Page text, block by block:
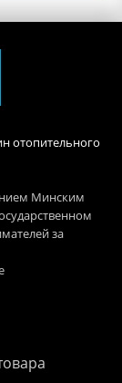
отопительного
Минским
за